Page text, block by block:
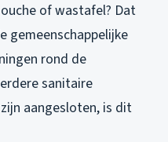
of wastafel? Dat
gemeenschappelijke
rond de
sanitaire
aangesloten, is dit